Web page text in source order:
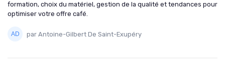
formation, choix du matériel, gestion de la qualité et tendances pour
optimiser votre offre café.
par Antoine-Gilbert De Saint-Exupéry